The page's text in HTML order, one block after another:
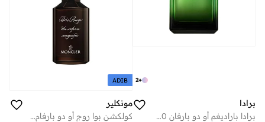
+
2
برادا
برادا باراديغم أو دو بارفان 100 مل
ADIB
مونكلير
كولكشن بوا روج أو دو بارفام، 100 مل